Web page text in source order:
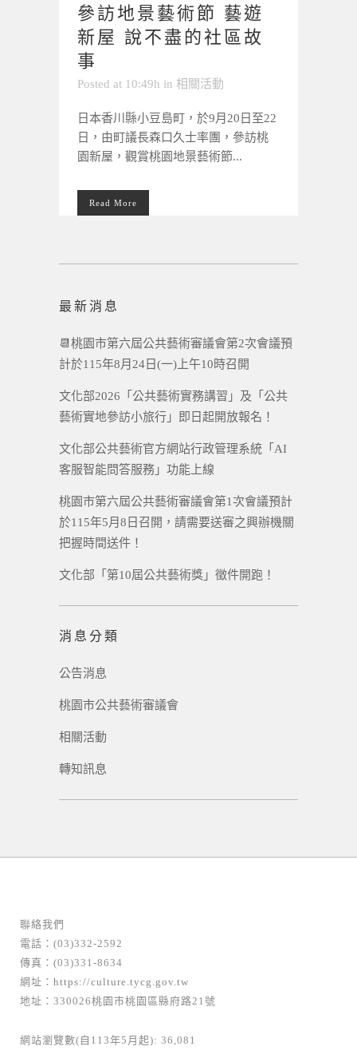
參訪地景藝術節 藝遊
新屋 說不盡的社區故
事
Posted at 10:49h in 相關活動
日本香川縣小豆島町，於9月20日至22
日，由町議長森口久士率團，參訪桃
園新屋，觀賞桃園地景藝術節...
Read More
最新消息
📆桃園市第六屆公共藝術審議會第2次會議預
計於115年8月24日(一)上午10時召開
文化部2026「公共藝術實務講習」及「公共
藝術實地參訪小旅行」即日起開放報名！
文化部公共藝術官方網站行政管理系統「AI
客服智能問答服務」功能上線
桃園市第六屆公共藝術審議會第1次會議預計
於115年5月8日召開，請需要送審之興辦機關
把握時間送件！
文化部「第10屆公共藝術獎」徵件開跑！
消息分類
公告消息
桃園市公共藝術審議會
相關活動
轉知訊息
聯絡我們
電話：(03)332-2592
傳真：(03)331-8634
網址： https://culture.tycg.gov.tw
地址：330026桃園市桃園區縣府路21號
網站瀏覽數(自113年5月起): 36,081